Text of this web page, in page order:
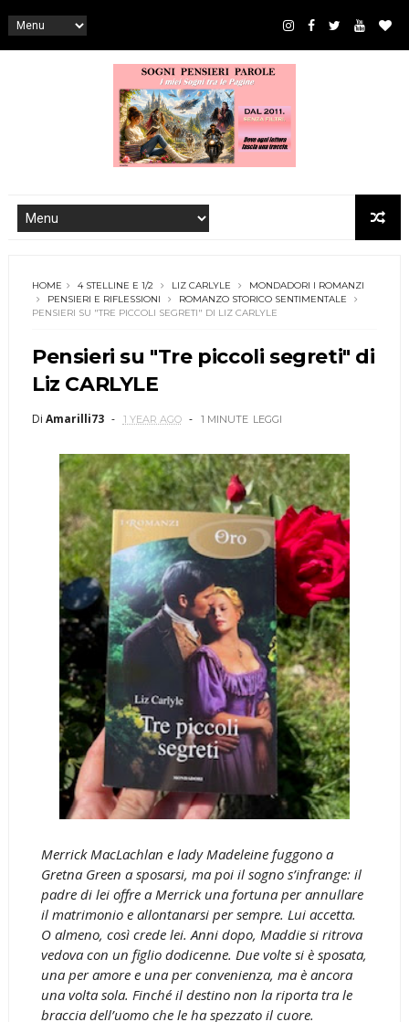
HOME 4 STELLINE E 1/2 LIZ CARLYLE
MONDADORI I ROMANZI
PENSIERI E RIFLESSIONI
ROMANZO STORICO SENTIMENTALE
PENSIERI SU "TRE PICCOLI SEGRETI" DI LIZ CARLYLE
Pensieri su "Tre piccoli segreti" di
Liz CARLYLE
Di Amarilli73 1 YEAR AGO 1 MINUTE LEGGI
Merrick MacLachlan e lady Madeleine fuggono a
Gretna Green a sposarsi, ma poi il sogno s’infrange: il
padre di lei offre a Merrick una fortuna per annullare
il matrimonio e allontanarsi per sempre. Lui accetta.
O almeno, così crede lei. Anni dopo, Maddie si ritrova
vedova con un figlio dodicenne. Due volte si è sposata,
una per amore e una per convenienza, ma è ancora
una volta sola. Finché il destino non la riporta tra le
braccia dell’uomo che le ha spezzato il cuore.